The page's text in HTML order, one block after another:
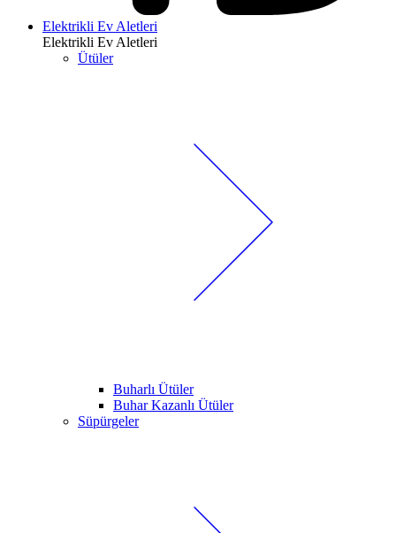
Elektrikli Ev Aletleri
Elektrikli Ev Aletleri
Ütüler
Buharlı Ütüler
Buhar Kazanlı Ütüler
Süpürgeler